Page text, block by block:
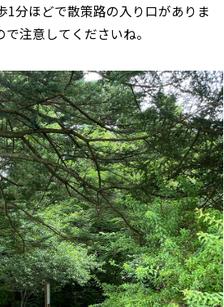
1分ほどで散策路の入り口がありま
注意してくださいね。